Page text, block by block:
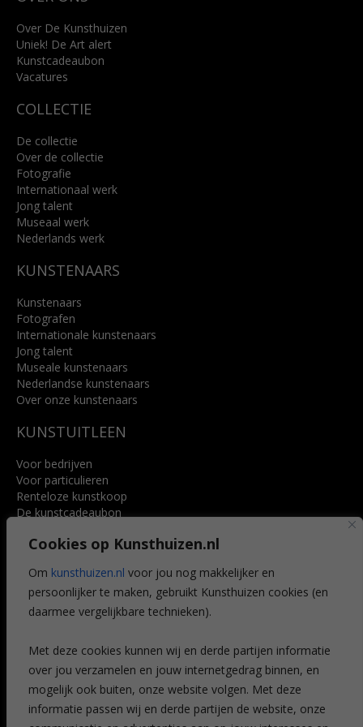
Cookies op Kunsthuizen.nl
Om kunsthuizen.nl voor jou nog makkelijker en
persoonlijker te maken, gebruikt Kunsthuizen cookies (en
daarmee vergelijkbare technieken).
Met deze cookies kunnen wij en derde partijen informatie
over jou verzamelen en jouw internetgedrag binnen, en
mogelijk ook buiten, onze website volgen. Met deze
informatie passen wij en derde partijen de website, onze
info@kunsthuisbreda.nl
Lees meer
Over De Kunsthuizen
Uniek! De Art alert
Kunstcadeaubon
Vacatures
COLLECTIE
De collectie
Over de collectie
Fotografie
Internationaal werk
Jong talent
Museaal werk
Nederlands werk
KUNSTENAARS
Kunstenaars
Fotografen
Internationale kunstenaars
Jong talent
Museale kunstenaars
Nederlandse kunstenaars
Over onze kunstenaars
KUNSTUITLEEN
Voor bedrijven
Voor particulieren
Renteloze kunstkoop
De kunstcadeaubon
Voordelen
Veelgestelde vragen
CONTACT
Leiden
Amsterdam
Breda
Favorieten
Mijn art alert